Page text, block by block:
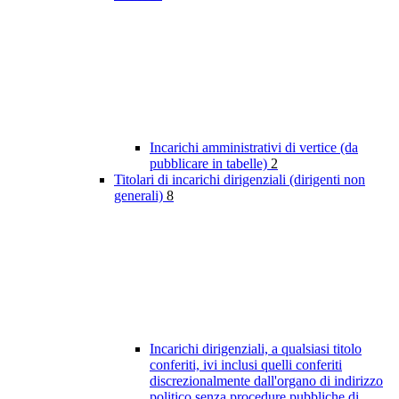
Incarichi amministrativi di vertice (da
pubblicare in tabelle) 2
Titolari di incarichi dirigenziali (dirigenti non
generali) 8
Incarichi dirigenziali, a qualsiasi titolo
conferiti, ivi inclusi quelli conferiti
discrezionalmente dall'organo di indirizzo